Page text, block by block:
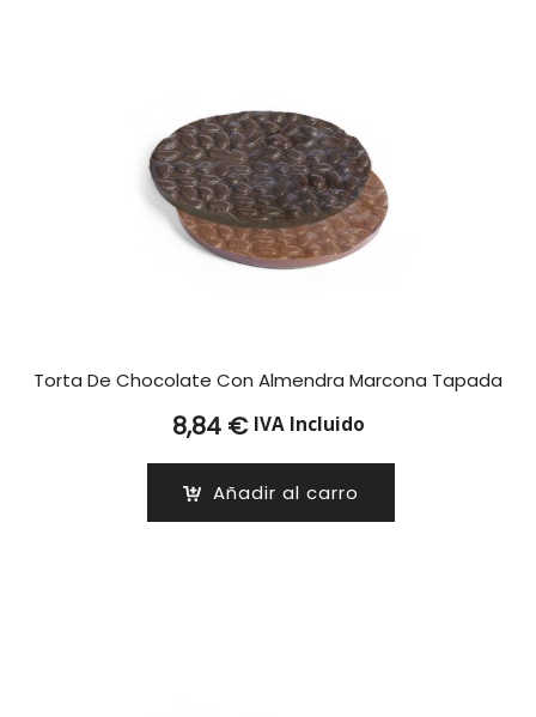
Torta De Chocolate Con Almendra Marcona Tapada
8,84 € IVA Incluido
Añadir al carro